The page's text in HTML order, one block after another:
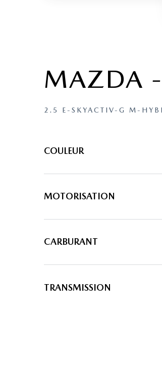
MAZDA
2.5 E-SKYACTIV-G M-
COULEUR
MOTORISATION
CARBURANT
TRANSMISSION